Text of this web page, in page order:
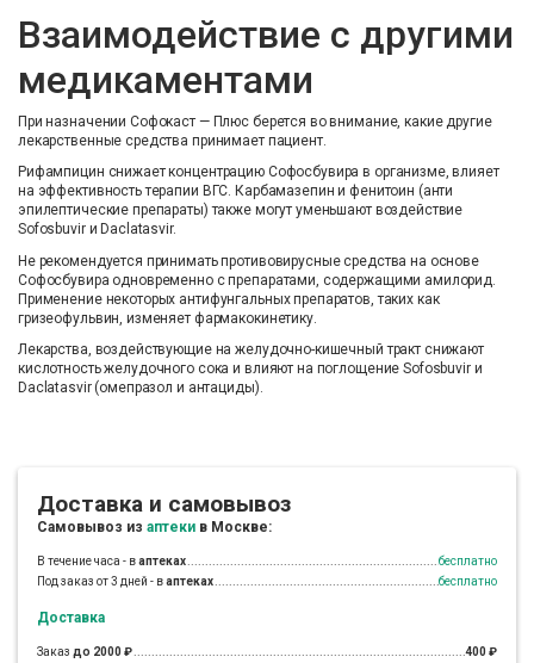
Взаимодействие с другими
медикаментами
При назначении Софокаст — Плюс берется во внимание, какие другие
лекарственные средства принимает пациент.
Рифампицин снижает концентрацию Софосбувира в организме, влияет
на эффективность терапии ВГС. Карбамазепин и фенитоин (анти
эпилептические препараты) также могут уменьшают воздействие
Sofosbuvir и Daclatasvir.
Не рекомендуется принимать противовирусные средства на основе
Софосбувира одновременно с препаратами, содержащими амилорид.
Применение некоторых антифунгальных препаратов, таких как
гризеофульвин, изменяет фармакокинетику.
Лекарства, воздействующие на желудочно-кишечный тракт снижают
кислотность желудочного сока и влияют на поглощение Sofosbuvir и
Daclatasvir (омепразол и антациды).
Доставка и самовывоз
Самовывоз из аптеки в Москве:
В течение часа - ваптеках
бесплатно
Под заказ от 3 дней - ваптеках бесплатно
Доставка
Заказ до 2000 ₽
400 ₽